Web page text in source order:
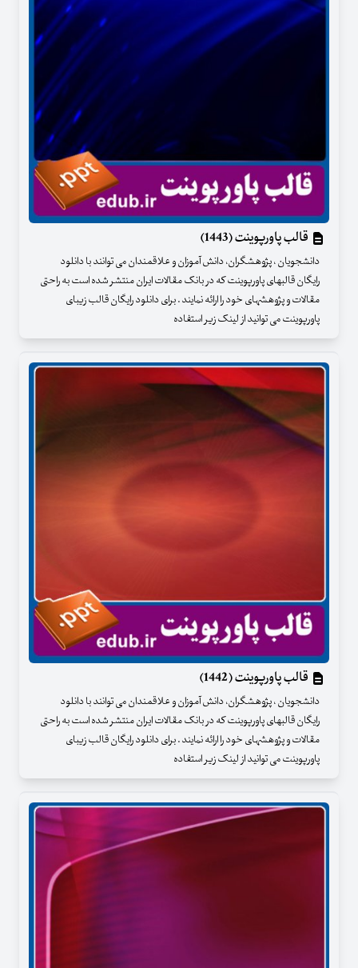
قالب پاورپوینت (1443)
دانشجویان ، پژوهشگران، دانش آموزان و علاقمندان می توانند با دانلود
رایگان قالبهای پاورپوینت که در بانک مقالات ایران منتشر شده است به راحتی
مقالات و پژوهشهای خود را ارائه نمایند . برای دانلود رایگان قالب زیبای
پاورپوینت می توانید از لینک زیر استفاده
قالب پاورپوینت (1442)
دانشجویان ، پژوهشگران، دانش آموزان و علاقمندان می توانند با دانلود
رایگان قالبهای پاورپوینت که در بانک مقالات ایران منتشر شده است به راحتی
مقالات و پژوهشهای خود را ارائه نمایند . برای دانلود رایگان قالب زیبای
پاورپوینت می توانید از لینک زیر استفاده